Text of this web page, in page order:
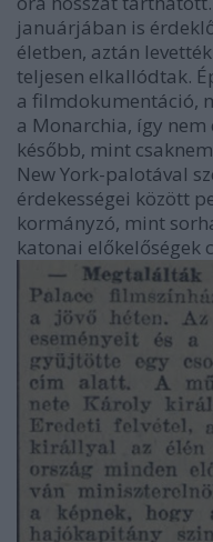
januárjában is
életben, aztán
teljesen elkallódtak.
a filmdokumentáció,
a Monarchia, így nem
később, mint
New York-palotával
érdekességei között
kormányzó, mint
katonai előkelőségek